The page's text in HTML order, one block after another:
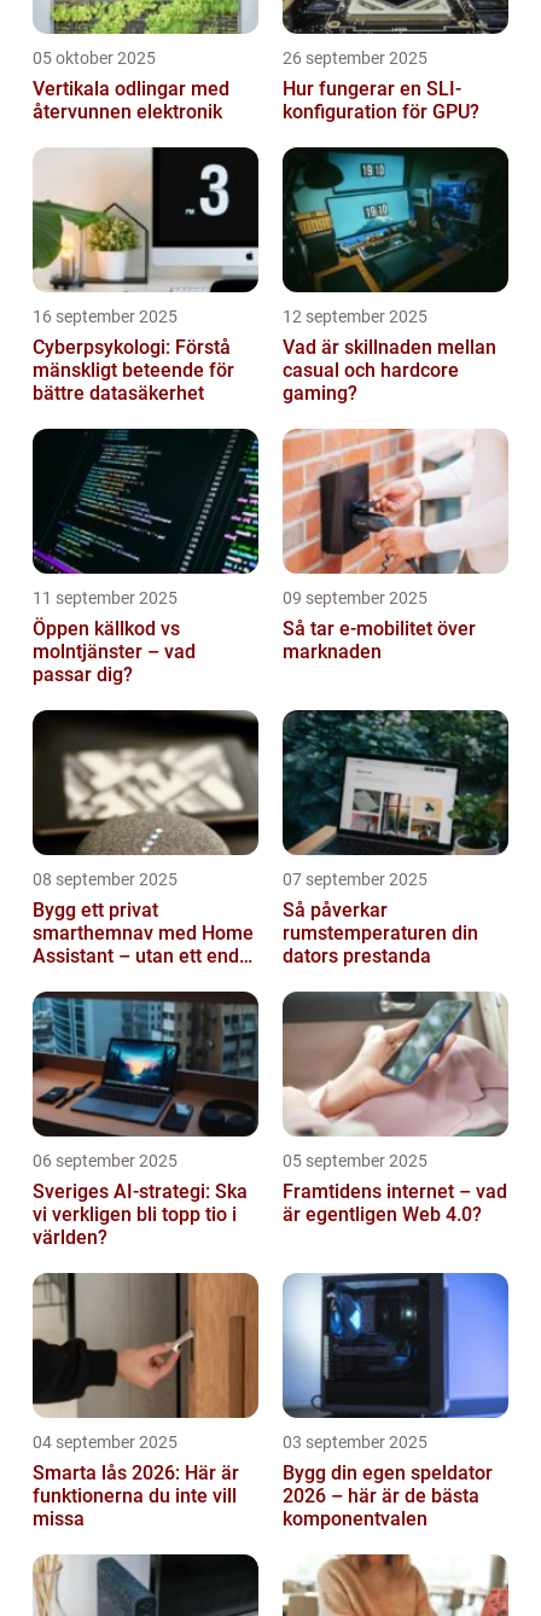
05 oktober 2025
Vertikala odlingar med
återvunnen elektronik
26 september 2025
Hur fungerar en SLI-
konfiguration för GPU?
16 september 2025
Cyberpsykologi: Förstå
mänskligt beteende för
bättre datasäkerhet
12 september 2025
Vad är skillnaden mellan
casual och hardcore
gaming?
11 september 2025
Öppen källkod vs
molntjänster – vad
passar dig?
09 september 2025
Så tar e-mobilitet över
marknaden
08 september 2025
Bygg ett privat
smarthemnav med Home
Assistant – utan ett enda
07 september 2025
Så påverkar
rumstemperaturen din
dators prestanda
06 september 2025
Sveriges AI-strategi: Ska
vi verkligen bli topp tio i
världen?
05 september 2025
Framtidens internet – vad
är egentligen Web 4.0?
04 september 2025
Smarta lås 2026: Här är
funktionerna du inte vill
missa
03 september 2025
Bygg din egen speldator
2026 – här är de bästa
komponentvalen